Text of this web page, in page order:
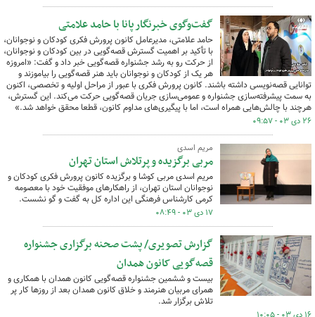
گفت‌وگوی خبرنگار پانا با حامد علامتی
حامد علامتی، مدیرعامل کانون پرورش فکری کودکان و نوجوانان،
با تأکید بر اهمیت گسترش قصه‌گویی در بین کودکان و نوجوانان،
از حرکت رو به رشد جشنواره قصه‌گویی خبر داد و گفت: «امروزه
هر یک از کودکان و نوجوانان باید هنر قصه‌گویی را بیاموزند و
توانایی قصه‌نویسی داشته باشند. کانون پرورش فکری با عبور از مراحل اولیه و تخصصی، اکنون
به سمت پیشرفته‌سازی جشنواره و عمومی‌سازی جریان قصه‌گویی حرکت می‌کند. این گسترش،
هرچند با چالش‌هایی همراه است، اما با پیگیری‌های مداوم کانون، قطعا محقق خواهد شد.»
۲۶ دی ۰۳ - ۰۹:۵۷
مریم اسدی
مربی برگزیده و پرتلاش استان تهران
مریم اسدی مربی کوشا و برگزیده کانون پرورش فکری کودکان و
نوجوانان استان تهران، از راهکارهای موفقیت‌ خود با معصومه
کرمی کارشناس فرهنگی این اداره کل به گفت و گو نشست.
۱۷ دی ۰۳ - ۰۸:۴۹
گزارش تصویری/ پشت صحنه برگزاری جشنواره
قصه‌گویی کانون همدان
بیست و ششمین جشنواره قصه‌گویی کانون همدان با همکاری و
همرای مربیان هنرمند و خلاق کانون همدان بعد از روزها کار پر
تلاش برگزار شد.